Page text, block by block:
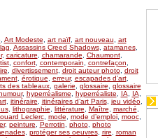
, Art Modeste art naïf, art nouveau
art
Assassins Creed Shadows, atamanes,
, caricature chamarande Chaumont,
, confort, contemporain contrefaçon
divertissement, droit auteur photo, droit
, érotique erreur, escapades d’art,
des tableaux, galerie glossaire
glossaire
, hyperréalisme hyperréaliste IA IA
, itinéraire itinéraires d’art Paris, jeu vidéo,
, lithographie littérature Maître marché
Leclerc, mode mode d’emploi, mooc,
, peinture Perrotin photo, photo
, protéger ses oeuvres, rire
roman